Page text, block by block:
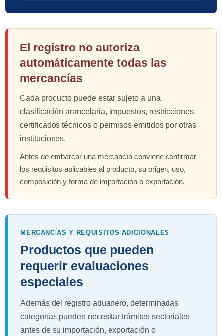
El registro no autoriza
automáticamente todas las
mercancías
Cada producto puede estar sujeto a una
clasificación arancelaria, impuestos, restricciones,
certificados técnicos o permisos emitidos por otras
instituciones.
Antes de embarcar una mercancía conviene confirmar
los requisitos aplicables al producto, su origen, uso,
composición y forma de importación o exportación.
MERCANCÍAS Y REQUISITOS ADICIONALES
Productos que pueden
requerir evaluaciones
especiales
Además del registro aduanero, determinadas
categorías pueden necesitar trámites sectoriales
antes de su importación, exportación o